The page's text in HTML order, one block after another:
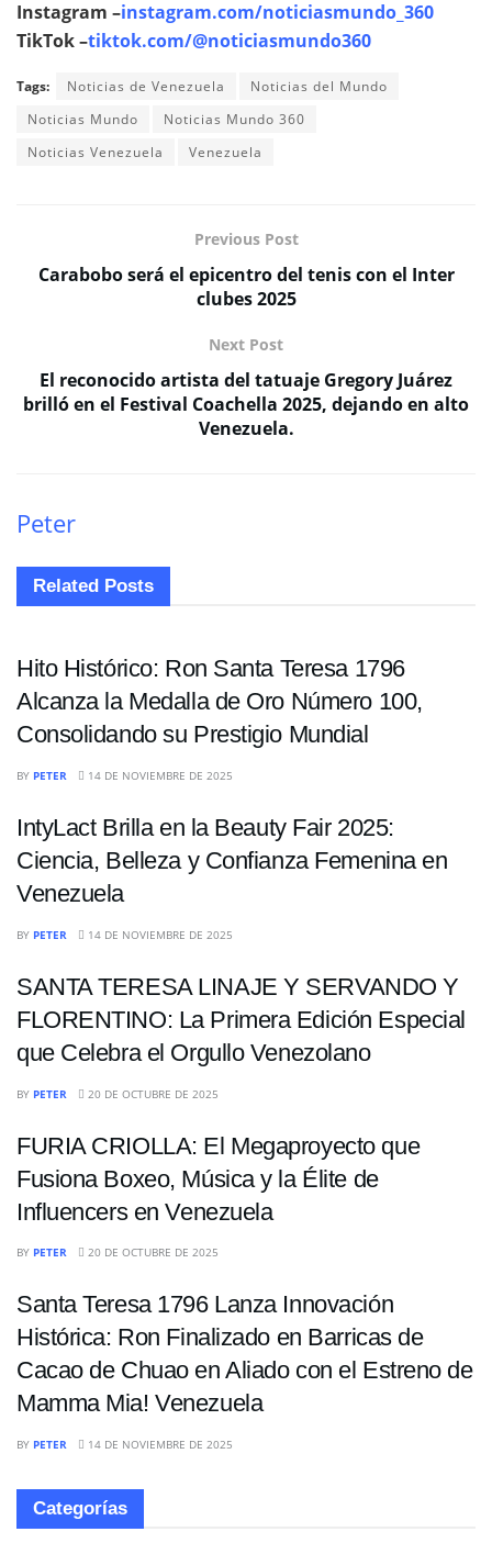
Instagram –instagram.com/noticiasmundo_360
TikTok –tiktok.com/@noticiasmundo360
Tags: Noticias de Venezuela
Noticias del Mundo
Noticias Mundo
Noticias Mundo 360
Noticias Venezuela
Venezuela
Previous Post
Carabobo será el epicentro del tenis con el Inter
clubes 2025
Next Post
El reconocido artista del tatuaje Gregory Juárez
brilló en el Festival Coachella 2025, dejando en alto
Venezuela.
Peter
Related Posts
ENTRETENIMIENTO
Hito Histórico: Ron Santa Teresa 1796
Alcanza la Medalla de Oro Número 100,
Consolidando su Prestigio Mundial
BY PETER 14 DE NOVIEMBRE DE 2025
IntyLact Brilla en la Beauty Fair 2025:
Ciencia, Belleza y Confianza Femenina en
Venezuela
BY PETER 14 DE NOVIEMBRE DE 2025
SANTA TERESA LINAJE Y SERVANDO Y
FLORENTINO: La Primera Edición Especial
que Celebra el Orgullo Venezolano
BY PETER 20 DE OCTUBRE DE 2025
FURIA CRIOLLA: El Megaproyecto que
Fusiona Boxeo, Música y la Élite de
Influencers en Venezuela
BY PETER 20 DE OCTUBRE DE 2025
Santa Teresa 1796 Lanza Innovación
Histórica: Ron Finalizado en Barricas de
Cacao de Chuao en Aliado con el Estreno de
Mamma Mia! Venezuela
BY PETER 14 DE NOVIEMBRE DE 2025
Categorías